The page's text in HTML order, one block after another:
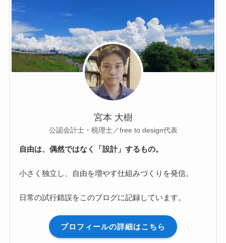
宮本 大樹
公認会計士・税理士／free to design代表
自由は、偶然ではなく「設計」するもの。
小さく独立し、自由を増やす仕組みづくりを発信。
日常の試行錯誤をこのブログに記録しています。
プロフィールの詳細はこちら